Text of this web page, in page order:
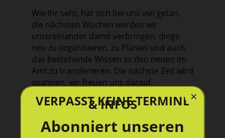
Wie Ihr seht, hat sich bei uns viel getan,
die nächsten Wochen werden wir
untereinander damit verbringen, dinge
neu zu organisieren, zu Planen und auch
das bestehende Wissen zu den neuen im
Amt zu transferieren. Die nächste Zeit wird
spannen, wir freuen uns darauf.
VERPASST KEINE TERMINE
& INFOS
Abonniert unseren
×